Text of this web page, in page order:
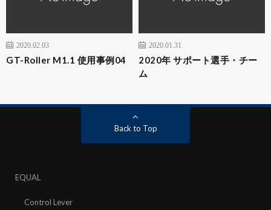
2020.02.03
GT-Roller M1.1 使用事例04
2020.01.31
2020年 サポート選手・チー
ム
Back to Top
EQUAL
Control Lever